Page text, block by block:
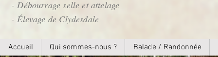
- Débourrage selle et attelage
- Élevage de Clydesdale
Accueil Qui sommes-nous ? Balade / Randonnée